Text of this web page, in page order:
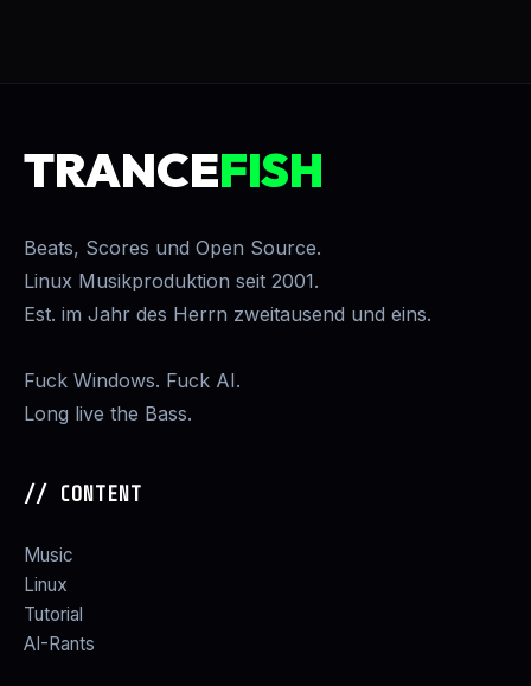
TRANCEFISH
Beats, Scores und Open Source.
Linux Musikproduktion seit 2001.
Est. im Jahr des Herrn zweitausend und eins.
Fuck Windows. Fuck AI.
Long live the Bass.
// CONTENT
Music
Linux
Tutorial
AI-Rants